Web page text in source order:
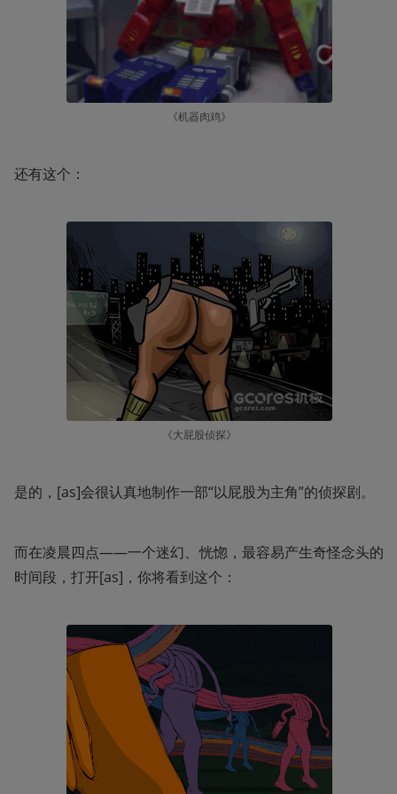
《机器肉鸡》
还有这个：
《大屁股侦探》
是的，[as]会很认真地制作一部“以屁股为主角”的侦探剧。
而在凌晨四点——一个迷幻、恍惚，最容易产生奇怪念头的
时间段，打开[as]，你将看到这个：